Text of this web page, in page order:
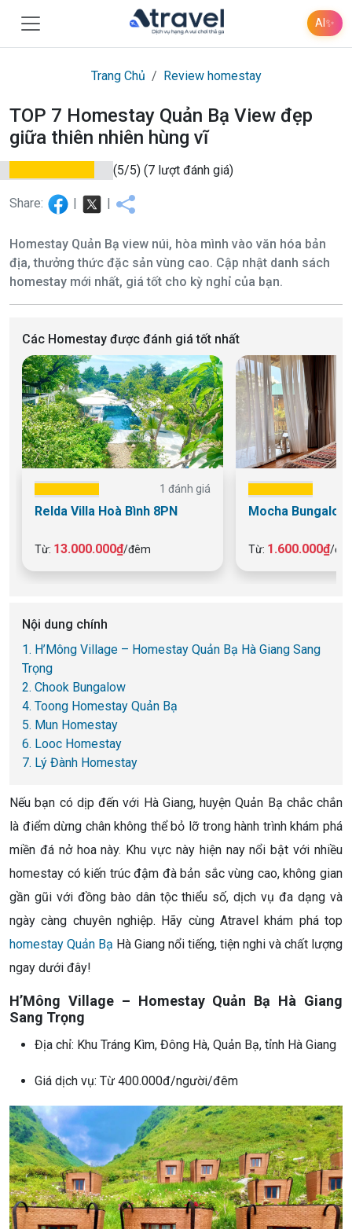
AI✨
Trang Chủ Review homestay
TOP 7 Homestay Quản Bạ View đẹp
giữa thiên nhiên hùng vĩ
(5/5) (7 lượt đánh giá)
Share: | |
Homestay Quản Bạ view núi, hòa mình vào văn hóa bản
địa, thưởng thức đặc sản vùng cao. Cập nhật danh sách
homestay mới nhất, giá tốt cho kỳ nghỉ của bạn.
Các Homestay được đánh giá tốt nhất
1 đánh giá
Relda Villa Hoà Bình 8PN
Từ: 13.000.000₫/đêm
Mocha Bungalow
Từ: 1.600.000₫/
Nội dung chính
1. H’Mông Village – Homestay Quản Bạ Hà Giang Sang
Trọng
2. Chook Bungalow
4. Toong Homestay Quản Bạ
5. Mun Homestay
6. Looc Homestay
7. Lý Đành Homestay
Nếu bạn có dịp đến với Hà Giang, huyện Quản Bạ chắc chắn
là điểm dừng chân không thể bỏ lỡ trong hành trình khám phá
miền đá nở hoa này. Khu vực này hiện nay nổi bật với nhiều
homestay có kiến trúc đậm đà bản sắc vùng cao, không gian
gần gũi với đồng bào dân tộc thiểu số, dịch vụ đa dạng và
ngày càng chuyên nghiệp. Hãy cùng Atravel khám phá top
homestay Quản Bạ Hà Giang nổi tiếng, tiện nghi và chất lượng
ngay dưới đây!
H’Mông Village – Homestay Quản Bạ Hà Giang
Sang Trọng
Địa chỉ: Khu Tráng Kìm, Đông Hà, Quản Bạ, tỉnh Hà Giang
Giá dịch vụ: Từ 400.000đ/người/đêm